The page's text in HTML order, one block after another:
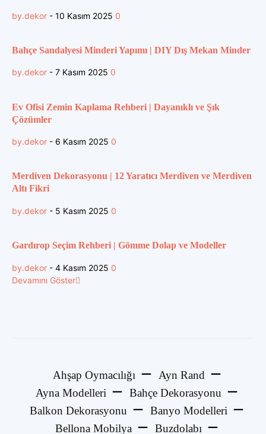
by.dekor - 10 Kasım 2025 0
Bahçe Sandalyesi Minderi Yapımı | DIY Dış Mekan Minder
by.dekor - 7 Kasım 2025 0
Ev Ofisi Zemin Kaplama Rehberi | Dayanıklı ve Şık
Çözümler
by.dekor - 6 Kasım 2025 0
Merdiven Dekorasyonu | 12 Yaratıcı Merdiven ve Merdiven
Altı Fikri
by.dekor - 5 Kasım 2025 0
Gardırop Seçim Rehberi | Gömme Dolap ve Modeller
by.dekor - 4 Kasım 2025 0
Devamını Göster
Ahşap Oymacılığı
Ayn Rand
Ayna Modelleri
Bahçe Dekorasyonu
Balkon Dekorasyonu
Banyo Modelleri
Bellona Mobilya
Buzdolabı